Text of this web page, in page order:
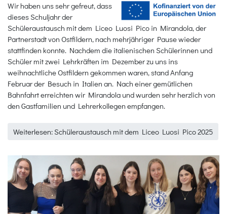
Wir haben uns sehr gefreut, dass
dieses Schuljahr der
Schüleraustausch mit dem Liceo Luosi Pico in Mirandola, der
Partnerstadt von Ostfildern, nach mehrjähriger Pause wieder
stattfinden konnte. Nachdem die italienischen Schülerinnen und
Schüler mit zwei Lehrkräften im Dezember zu uns ins
weihnachtliche Ostfildern gekommen waren, stand Anfang
Februar der Besuch in Italien an. Nach einer gemütlichen
Bahnfahrt erreichten wir Mirandola und wurden sehr herzlich von
den Gastfamilien und Lehrerkollegen empfangen.
Weiterlesen: Schüleraustausch mit dem Liceo Luosi Pico 2025